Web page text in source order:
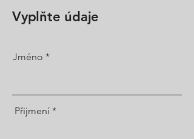
Vyplňte údaje
Jméno
Přijmení